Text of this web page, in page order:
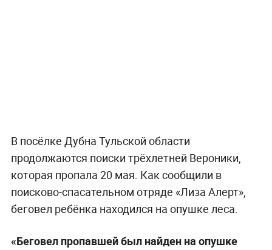
В посёлке Дубна Тульской области
продолжаются поиски трёхлетней Вероники,
которая пропала 20 мая. Как сообщили в
поисково-спасательном отряде «Лиза Алерт»,
беговел ребёнка находился на опушке леса.
«Беговел пропавшей был найден на опушке